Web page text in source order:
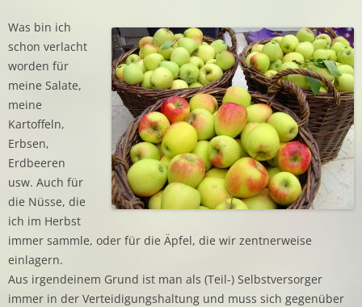
Was bin ich
schon verlacht
worden für
meine Salate,
meine
Kartoffeln,
Erbsen,
Erdbeeren
usw. Auch für
die Nüsse, die
ich im Herbst
immer sammle, oder für die Äpfel, die wir zentnerweise
einlagern.
Aus irgendeinem Grund ist man als (Teil-) Selbstversorger
immer in der Verteidigungshaltung und muss sich gegenüber